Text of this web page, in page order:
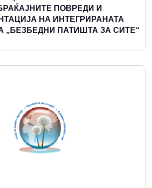
ПОВРЕДИ И
НА ИНТЕГРИРАНАТА
„БЕЗБЕДНИ ПАТИШТА ЗА СИТЕ“
Повеќе